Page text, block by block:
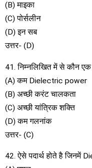
(B) माइका
(C) पोर्सलीन
(D) इन सब
उत्तर- (D)
41. निम्नलिखित में से कौन
(A) कम Dielectric power
(B) अच्छी करंट चालकता
(C) अच्छी यांत्रिक शक्ति
(D) कम गलनांक
उत्तर- (C)
42. ऐसे पदार्थ होते है जिनमें